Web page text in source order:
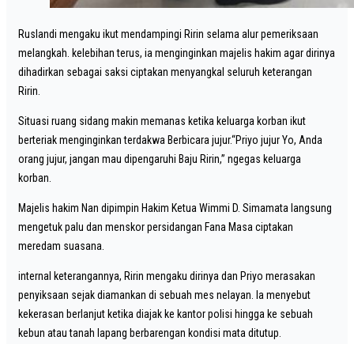
Ruslandi mengaku ikut mendampingi Ririn selama alur pemeriksaan
melangkah. kelebihan terus, ia menginginkan majelis hakim agar dirinya
dihadirkan sebagai saksi ciptakan menyangkal seluruh keterangan
Ririn.
Situasi ruang sidang makin memanas ketika keluarga korban ikut
berteriak menginginkan terdakwa Berbicara jujur.“Priyo jujur Yo, Anda
orang jujur, jangan mau dipengaruhi Baju Ririn,” ngegas keluarga
korban.
Majelis hakim Nan dipimpin Hakim Ketua Wimmi D. Simamata langsung
mengetuk palu dan menskor persidangan Fana Masa ciptakan
meredam suasana.
internal keterangannya, Ririn mengaku dirinya dan Priyo merasakan
penyiksaan sejak diamankan di sebuah mes nelayan. Ia menyebut
kekerasan berlanjut ketika diajak ke kantor polisi hingga ke sebuah
kebun atau tanah lapang berbarengan kondisi mata ditutup.